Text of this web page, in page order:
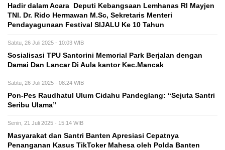
Hadir dalam Acara Deputi Kebangsaan Lemhanas RI Mayjen
TNI. Dr. Rido Hermawan M.Sc, Sekretaris Menteri
Pendayagunaan Festival SIJALU Ke 10 Tahun
Sabtu, 26 Juli 2025 - 10:03 WIB
Sosialisasi TPU Santorini Memorial Park Berjalan dengan
Damai Dan Lancar Di Aula kantor Kec.Mancak
Sabtu, 26 Juli 2025 - 08:24 WIB
Pon-Pes Raudhatul Ulum Cidahu Pandeglang: “Sejuta Santri
Seribu Ulama”
Senin, 21 Juli 2025 - 15:14 WIB
Masyarakat dan Santri Banten Apresiasi Cepatnya
Penanganan Kasus TikToker Mahesa oleh Polda Banten